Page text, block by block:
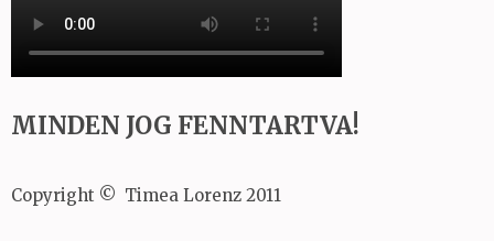
MINDEN JOG FENNTARTVA!
Copyright © Timea Lorenz 2011